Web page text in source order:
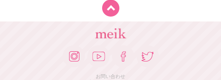
お問い合わせ